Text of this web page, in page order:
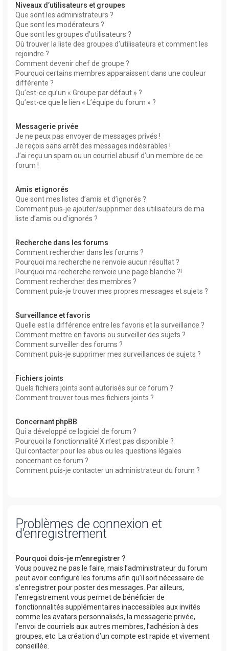
Niveaux d’utilisateurs et groupes
Que sont les administrateurs ?
Que sont les modérateurs ?
Que sont les groupes d’utilisateurs ?
Où trouver la liste des groupes d’utilisateurs et comment les
rejoindre ?
Comment devenir chef de groupe ?
Pourquoi certains membres apparaissent dans une couleur
différente ?
Qu’est-ce qu’un « Groupe par défaut » ?
Qu’est-ce que le lien « L’équipe du forum » ?
Messagerie privée
Je ne peux pas envoyer de messages privés !
Je reçois sans arrêt des messages indésirables !
J’ai reçu un spam ou un courriel abusif d’un membre de ce
forum !
Amis et ignorés
Que sont mes listes d’amis et d’ignorés ?
Comment puis-je ajouter/supprimer des utilisateurs de ma
liste d’amis ou d’ignorés ?
Recherche dans les forums
Comment rechercher dans les forums ?
Pourquoi ma recherche ne renvoie aucun résultat ?
Pourquoi ma recherche renvoie une page blanche ?!
Comment rechercher des membres ?
Comment puis-je trouver mes propres messages et sujets ?
Surveillance et favoris
Quelle est la différence entre les favoris et la surveillance ?
Comment mettre en favoris ou surveiller des sujets ?
Comment surveiller des forums ?
Comment puis-je supprimer mes surveillances de sujets ?
Fichiers joints
Quels fichiers joints sont autorisés sur ce forum ?
Comment trouver tous mes fichiers joints ?
Concernant phpBB
Qui a développé ce logiciel de forum ?
Pourquoi la fonctionnalité X n’est pas disponible ?
Qui contacter pour les abus ou les questions légales
concernant ce forum ?
Comment puis-je contacter un administrateur du forum ?
Problèmes de connexion et
d’enregistrement
Pourquoi dois-je m’enregistrer ?
Vous pouvez ne pas le faire, mais l’administrateur du forum
peut avoir configuré les forums afin qu’il soit nécessaire de
s’enregistrer pour poster des messages. Par ailleurs,
l’enregistrement vous permet de bénéficier de
fonctionnalités supplémentaires inaccessibles aux invités
comme les avatars personnalisés, la messagerie privée,
l’envoi de courriels aux autres membres, l’adhésion à des
groupes, etc. La création d’un compte est rapide et vivement
conseillée.